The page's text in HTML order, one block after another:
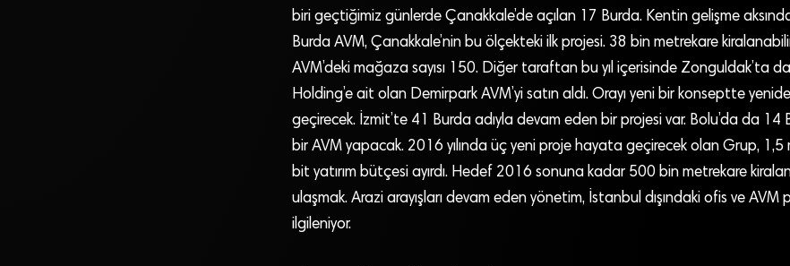
biri geçtiğimiz günlerde Çanakkale’de açılan 17 Burda. Kentin gelişme
Burda AVM, Çanakkale’nin bu ölçekteki ilk projesi. 38 bin metrekare
AVM’deki mağaza sayısı 150. Diğer taraftan bu yıl içerisinde Zonguldak’ta
Holding’e ait olan Demirpark AVM’yi satın aldı. Orayı yeni bir konseptte
geçirecek. İzmit’te 41 Burda adıyla devam eden bir projesi var. Bolu’da da 14
bir AVM yapacak. 2016 yılında üç yeni proje hayata geçirecek olan Grup, 1,5
bit yatırım bütçesi ayırdı. Hedef 2016 sonuna kadar 500 bin metrekare
ulaşmak. Arazi arayışları devam eden yönetim, İstanbul dışındaki ofis ve AVM
ilgileniyor.